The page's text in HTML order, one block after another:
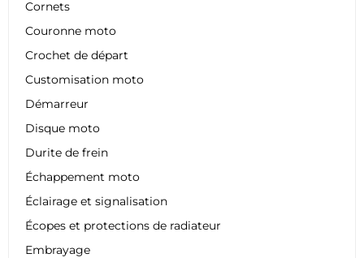
Cornets
Couronne moto
Crochet de départ
Customisation moto
Démarreur
Disque moto
Durite de frein
Échappement moto
Éclairage et signalisation
Écopes et protections de radiateur
Embrayage